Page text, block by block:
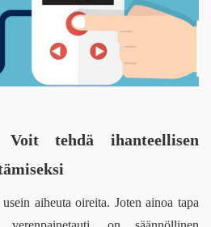
tehdä ihanteellisen
aiheuta oireita. Joten ainoa tapa